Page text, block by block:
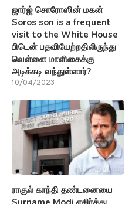
ஜார்ஜ் சொரோஸின் மகன்
Soros son is a frequent
visit to the White House
பிடென் பதவியேற்றதிலிருந்து
வெள்ளை மாளிகைக்கு
அடிக்கடி வந்துள்ளார்?
10/04/2023
ராகுல் காந்தி தண்டனையை